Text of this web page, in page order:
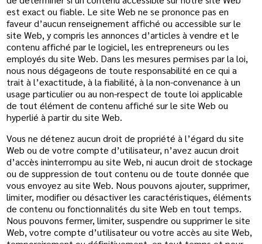
est exact ou fiable. Le site Web ne se prononce pas en
faveur d’aucun renseignement affiché ou accessible sur le
site Web, y compris les annonces d’articles à vendre et le
contenu affiché par le logiciel, les entrepreneurs ou les
employés du site Web. Dans les mesures permises par la loi,
nous nous dégageons de toute responsabilité en ce qui a
trait à l’exactitude, à la fiabilité, à la non-convenance à un
usage particulier ou au non-respect de toute loi applicable
de tout élément de contenu affiché sur le site Web ou
hyperlié à partir du site Web.
Vous ne détenez aucun droit de propriété à l’égard du site
Web ou de votre compte d’utilisateur, n’avez aucun droit
d’accès ininterrompu au site Web, ni aucun droit de stockage
ou de suppression de tout contenu ou de toute donnée que
vous envoyez au site Web. Nous pouvons ajouter, supprimer,
limiter, modifier ou désactiver les caractéristiques, éléments
de contenu ou fonctionnalités du site Web en tout temps.
Nous pouvons fermer, limiter, suspendre ou supprimer le site
Web, votre compte d’utilisateur ou votre accès au site Web,